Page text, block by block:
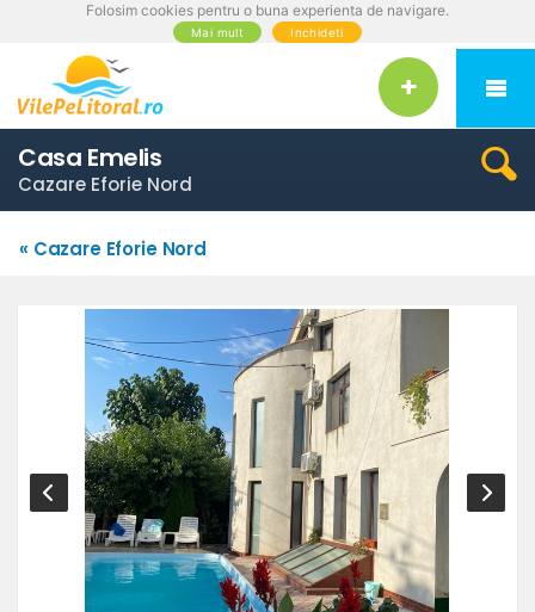
Folosim cookies pentru o buna experienta de navigare.
Mai mult Inchideti
Casa Emelis
Cazare Eforie Nord
« Cazare Eforie Nord